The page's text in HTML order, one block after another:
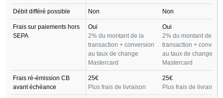
Débit différé possible Non Non
Frais sur paiements hors
SEPA
Oui
2% du montant de la
transaction + conversion
au taux de change
Mastercard
Oui
2% du montant de la
transaction +
au taux de change
Mastercard
Frais ré-émission CB
avant échéance
25€
Plus frais de livraison
25€
Plus frais de livraison